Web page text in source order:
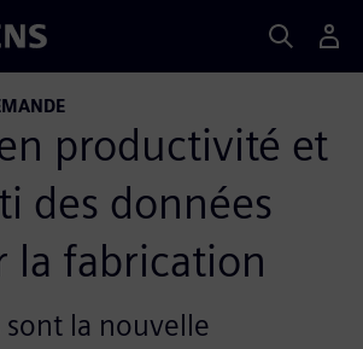
productivité et
des données
la fabrication
sont la nouvelle